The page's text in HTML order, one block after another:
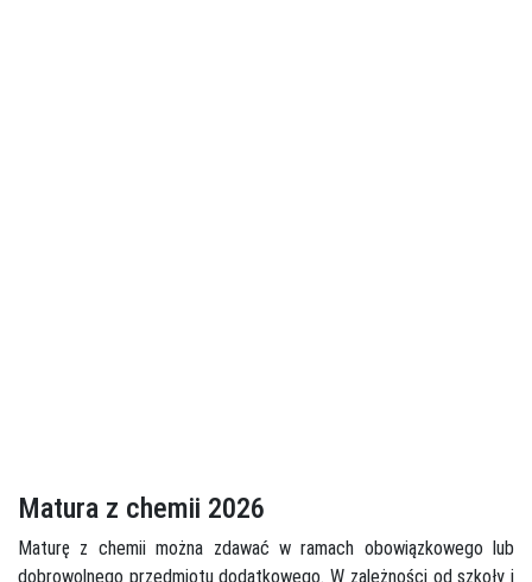
Matura z chemii 2026
Maturę z chemii można zdawać w ramach obowiązkowego lub
dobrowolnego przedmiotu dodatkowego. W zależności od szkoły i